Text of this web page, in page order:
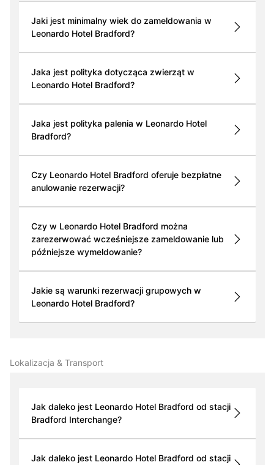
Jaki jest minimalny wiek do zameldowania w
Leonardo Hotel Bradford?
Jaka jest polityka dotycząca zwierząt w
Leonardo Hotel Bradford?
Jaka jest polityka palenia w Leonardo Hotel
Bradford?
Czy Leonardo Hotel Bradford oferuje bezpłatne
anulowanie rezerwacji?
Czy w Leonardo Hotel Bradford można
zarezerwować wcześniejsze zameldowanie lub
późniejsze wymeldowanie?
Jakie są warunki rezerwacji grupowych w
Leonardo Hotel Bradford?
Lokalizacja & Transport
Jak daleko jest Leonardo Hotel Bradford od stacji
Bradford Interchange?
Jak daleko jest Leonardo Hotel Bradford od stacji